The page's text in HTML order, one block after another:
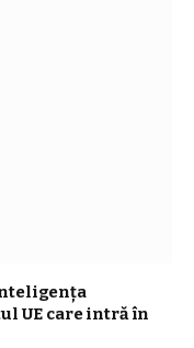
UE care intră în